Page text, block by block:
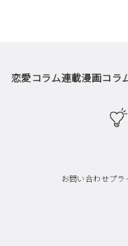
恋愛コラム連載漫画コラ
お問い合わせプラ